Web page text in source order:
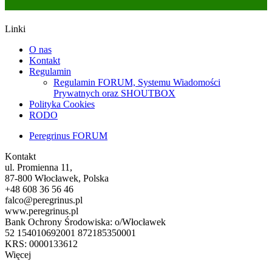
Linki
O nas
Kontakt
Regulamin
Regulamin FORUM, Systemu Wiadomości
Prywatnych oraz SHOUTBOX
Polityka Cookies
RODO
Peregrinus FORUM
Kontakt
ul. Promienna 11,
87-800 Włocławek, Polska
+48 608 36 56 46
falco@peregrinus.pl
www.peregrinus.pl
Bank Ochrony Środowiska: o/Włocławek
52 154010692001 872185350001
KRS: 0000133612
Więcej